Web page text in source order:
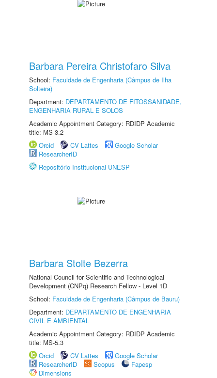
Barbara Pereira Christofaro Silva
School: Faculdade de Engenharia (Câmpus de Ilha
Solteira)
Department: DEPARTAMENTO DE FITOSSANIDADE,
ENGENHARIA RURAL E SOLOS
Academic Appointment Category: RDIDP Academic
title: MS-3.2
Orcid
CV Lattes
Google Scholar
ResearcherID
Repositório Institucional UNESP
Barbara Stolte Bezerra
National Council for Scientific and Technological
Development (CNPq) Research Fellow - Level 1D
School: Faculdade de Engenharia (Câmpus de Bauru)
Department: DEPARTAMENTO DE ENGENHARIA
CIVIL E AMBIENTAL
Academic Appointment Category: RDIDP Academic
title: MS-5.3
Orcid
CV Lattes
Google Scholar
ResearcherID
Scopus
Fapesp
Dimensions